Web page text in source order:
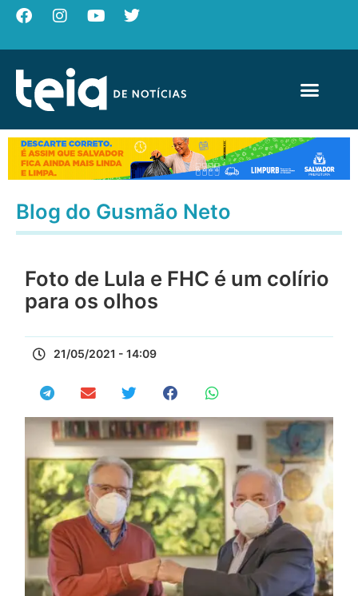
Blog do Gusmão Neto
Foto de Lula e FHC é um colírio
para os olhos
21/05/2021 - 14:09